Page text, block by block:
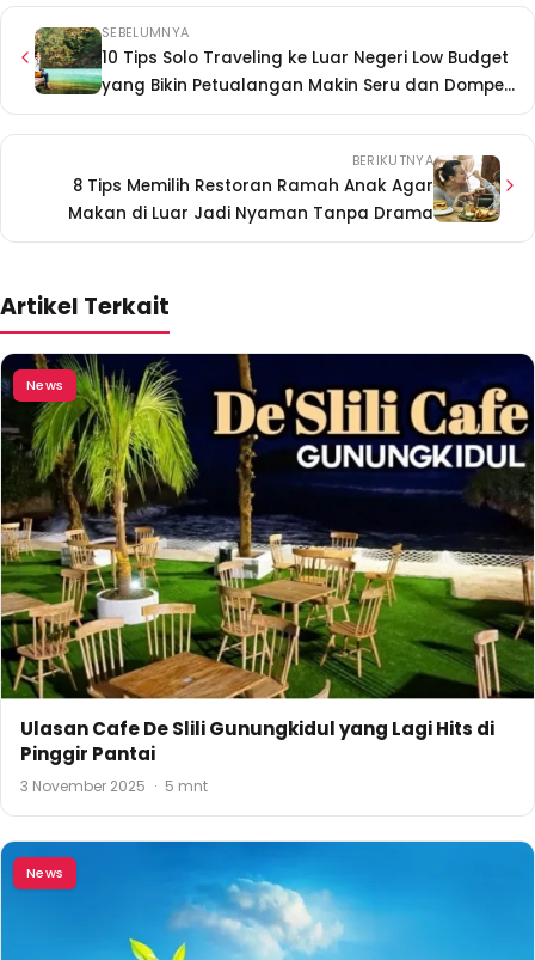
SEBELUMNYA
10 Tips Solo Traveling ke Luar Negeri Low Budget
yang Bikin Petualangan Makin Seru dan Dompet
Tetap Aman
BERIKUTNYA
8 Tips Memilih Restoran Ramah Anak Agar
Makan di Luar Jadi Nyaman Tanpa Drama
Artikel Terkait
News
Ulasan Cafe De Slili Gunungkidul yang Lagi Hits di
Pinggir Pantai
3 November 2025 · 5 mnt
News